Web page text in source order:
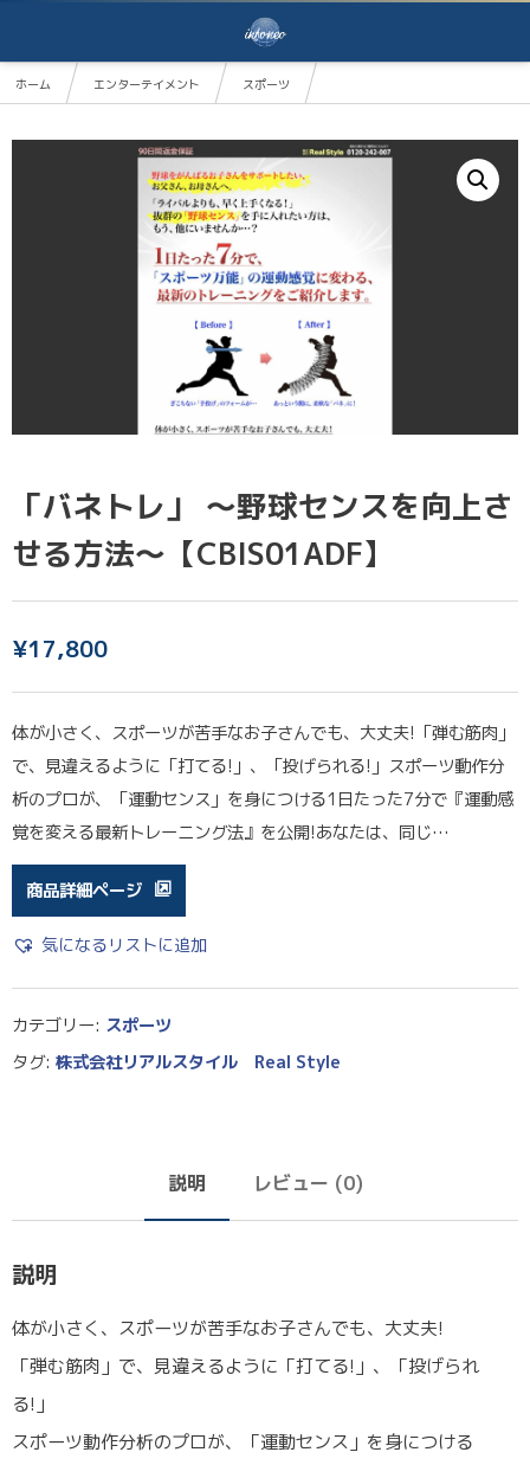
ホーム エンターテイメント
スポーツ
「バネトレ」 〜野球センスを向上さ
せる方法〜【CBIS01ADF】
¥17,800
体が小さく、スポーツが苦手なお子さんでも、大丈夫!「弾む筋肉」
で、見違えるように「打てる!」、「投げられる!」スポーツ動作分
析のプロが、「運動センス」を身につける1日たった7分で『運動感
覚を変える最新トレーニング法』を公開!あなたは、同じ…
商品詳細ページ
気になるリストに追加
カテゴリー: スポーツ
タグ: 株式会社リアルスタイル Real Style
説明 レビュー (0)
説明
体が小さく、スポーツが苦手なお子さんでも、大丈夫!
「弾む筋肉」で、見違えるように「打てる!」、「投げられ
る!」
スポーツ動作分析のプロが、「運動センス」を身につける